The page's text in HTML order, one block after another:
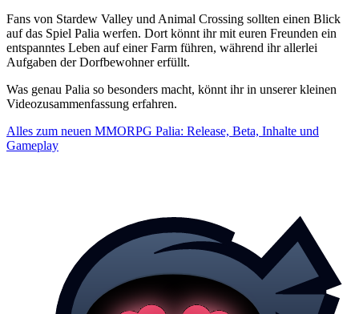
Fans von Stardew Valley und Animal Crossing sollten einen Blick
auf das Spiel Palia werfen. Dort könnt ihr mit euren Freunden ein
entspanntes Leben auf einer Farm führen, während ihr allerlei
Aufgaben der Dorfbewohner erfüllt.
Was genau Palia so besonders macht, könnt ihr in unserer kleinen
Videozusammenfassung erfahren.
Alles zum neuen MMORPG Palia: Release, Beta, Inhalte und
Gameplay